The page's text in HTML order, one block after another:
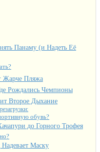
Панаму (и Надеть Её
Жарче Пляжа
Рождались Чемпионы
Второе Дыхание
обувь?
до Горного Трофея
Маску